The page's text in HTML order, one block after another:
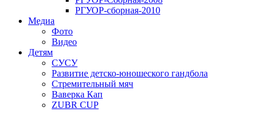
РГУОР-сборная-2010
Медиа
Фото
Видео
Детям
СУСУ
Развитие детско-юношеского гандбола
Стремительный мяч
Ваверка Кап
ZUBR CUP